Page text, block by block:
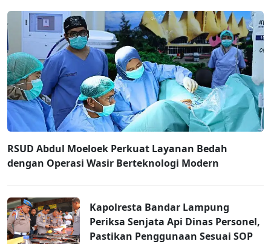
RSUD Abdul Moeloek Perkuat Layanan Bedah
dengan Operasi Wasir Berteknologi Modern
Kapolresta Bandar Lampung
Periksa Senjata Api Dinas Personel,
Pastikan Penggunaan Sesuai SOP